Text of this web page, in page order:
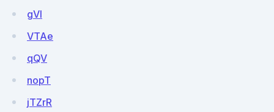
gVl
VTAe
qQV
nopT
jTZrR